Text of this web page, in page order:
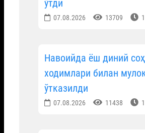
ўтди
07.08.2026 13709
Навоийда ёш диний
ходимлари билан
ўтказилди
07.08.2026 11438